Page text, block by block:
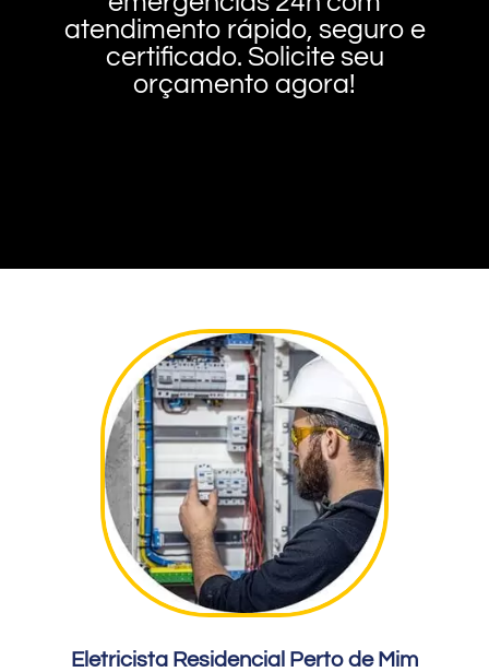
atendimento rápido, seguro e
certificado. Solicite seu
orçamento agora!
Eletricista Residencial Perto de Mim